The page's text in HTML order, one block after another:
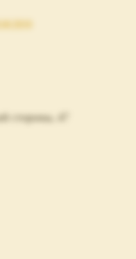
стороны, 47